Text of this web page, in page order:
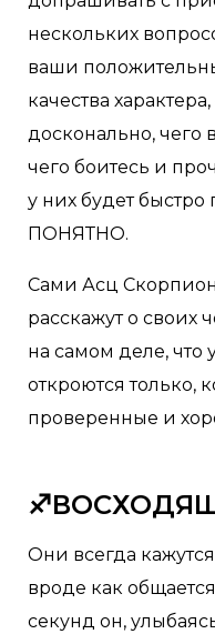
нескольких
ваши
качества
досконально, чего
чего боитесь и
у них будет быстро
ПОНЯТНО.
Сами Асц
расскажут о своих
на самом деле, что
откроются только,
проверенные и
Они всегда
вроде как
секунд он,